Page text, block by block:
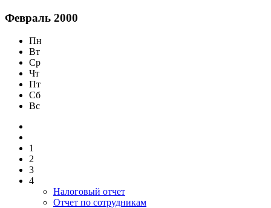
Февраль 2000
Пн
Вт
Ср
Чт
Пт
Сб
Вс
1
2
3
4
Налоговый отчет
Отчет по сотрудникам